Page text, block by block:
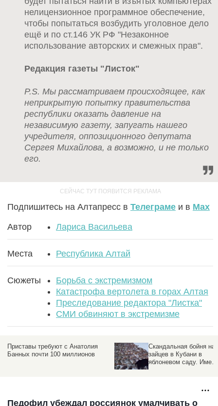
нелицензионное программное обеспечение,
чтобы попытаться возбудить уголовное дело
ещё и по ст.146 УК РФ "Незаконное
использование авторских и смежных прав".
Редакция газеты "Листок"
P.S. Мы рассматриваем происходящее, как
неприкрытую попытку правительства
республики оказать давление на
независимую газету, запугать нашего
учредителя, оппозиционного депутата
Сергея Михайлова, а возможно, и не только
его.
Подпишитесь на Алтапресс в Телеграме и в Max
Автор Лариса Васильева
Места Республика Алтай
Сюжеты
Борьба с экстремизмом
Катастрофа вертолета в горах Алтая
Преследование редактора "Листка"
СМИ обвиняют в экстремизме
Приставы требуют с Анатолия
Банных почти 100 миллионов
Скандальная бойня на
зайцев в Кубани в
яблоневом саду. Имена
Педофил убеждал россиянок умалчивать о